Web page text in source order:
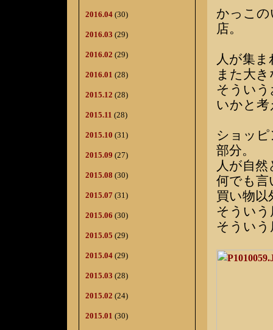
2016.04 (30)
2016.03 (29)
2016.02 (29)
2016.01 (28)
2015.12 (28)
2015.11 (28)
2015.10 (31)
2015.09 (27)
2015.08 (30)
2015.07 (31)
2015.06 (30)
2015.05 (29)
2015.04 (29)
2015.03 (28)
2015.02 (24)
2015.01 (30)
かっこ
店。
人が集
また大
そうい
いかと
ショッ
部分。
人が自然
何でも言
買い物
そうい
そうい